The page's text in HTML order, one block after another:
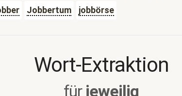
Jobbertum jobbörse
Wort-Extraktion
für jeweilig